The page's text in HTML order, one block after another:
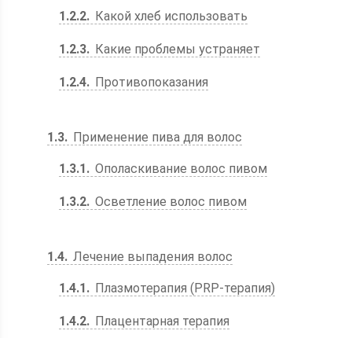
1.2.2 Какой хлеб использовать
1.2.3 Какие проблемы устраняет
1.2.4 Противопоказания
1.3 Применение пива для волос
1.3.1 Ополаскивание волос пивом
1.3.2 Осветление волос пивом
1.4 Лечение выпадения волос
1.4.1 Плазмотерапия (PRP-терапия)
1.4.2 Плацентарная терапия